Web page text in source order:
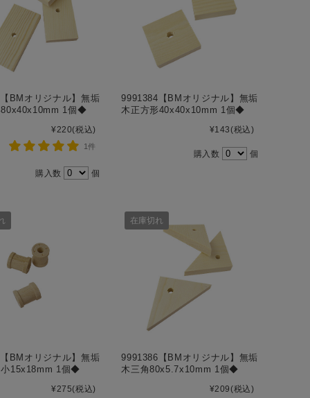
BMオリジナル】無垢
80x40x10mm 1個◆
¥220(税込)
1件
購入数 個
9991384【BMオリジナル】無垢
木正方形40x40x10mm 1個◆
¥143(税込)
購入数 個
BMオリジナル】無垢
小15x18mm 1個◆
¥275(税込)
9991386【BMオリジナル】無垢
木三角80x5.7x10mm 1個◆
¥209(税込)
在庫切れ